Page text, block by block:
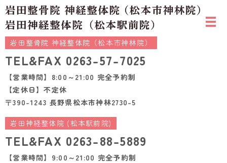
岩田整骨院 神経整体院（松本市神林院）
TEL&FAX 0263-57-7025
【営業時間】8:00～21:00 完全予約制
【定休日】不定休
〒390-1243 長野県松本市神林2730-5
岩田神経整体院 (松本駅前院)
TEL&FAX 0263-88-5889
【営業時間】9:00～21:00 完全予約制